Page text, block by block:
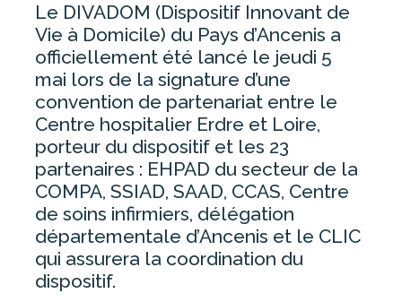
ESPACE PATIENT
CONSULTATIONS – PRENDRE UN
RENDEZ-VOUS
FORMALITÉS ADMINISTRATIVES
HOSPITALISATION
PERMANENCE D’ACCÈS AUX SOINS
DE SANTÉ (PASS)
UNITÉ TERRITORIALE DÉPISTAGE
ET VACCINATION DU PAYS
D’ANCENIS
Le DIVADOM (Dispositif Innovant de
Vie à Domicile) du Pays d’Ancenis a
officiellement été lancé le jeudi 5
mai lors de la signature d’une
convention de partenariat entre le
Centre hospitalier Erdre et Loire,
porteur du dispositif et les 23
partenaires : EHPAD du secteur de la
COMPA, SSIAD, SAAD, CCAS, Centre
de soins infirmiers, délégation
départementale d’Ancenis et le CLIC
qui assurera la coordination du
dispositif.